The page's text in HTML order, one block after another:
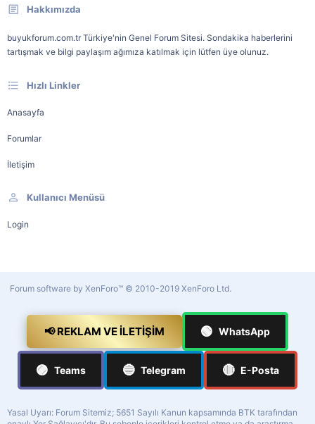
Hakkımızda
buyukforum.com.tr Türkiye'nin Genel Forum Sitesi. Sondakika haberlerini
tartışmak ve bilgi paylaşım ağımıza katılmak için lütfen üye olunuz.
Hızlı Linkler
Anasayfa
Forumlar
İletişim
Kullanıcı Menüsü
Login
Forum software by XenForo™ © 2010-2019 XenForo Ltd.
📢 REKLAM VE İLETIŞIM 🟢 WhatsApp
🟣 Teams 🔵 Telegram 🔴 E-Posta
Yasal Uyarı: Forum Sitemiz; 5651 Sayılı Kanun kapsamında BTK tarafından